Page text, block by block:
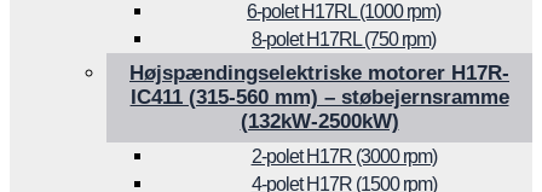
6-polet H17RL (1000 rpm)
8-polet H17RL (750 rpm)
Højspændingselektriske motorer H17R-
IC411 (315-560 mm) – støbejernsramme
(132kW-2500kW)
2-polet H17R (3000 rpm)
4-polet H17R (1500 rpm)